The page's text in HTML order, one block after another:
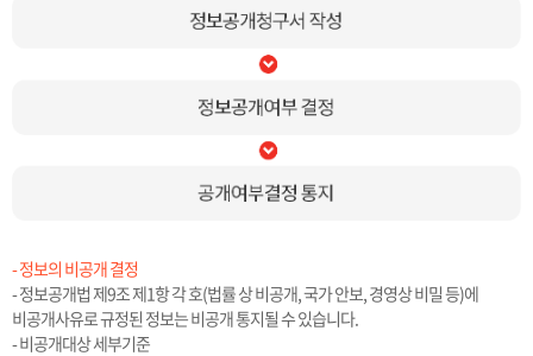
- 정보의 비공개 결정
- 정보공개법 제9조 제1항 각 호(법률 상 비공개, 국가 안보, 경영상 비밀 등)에
비공개사유로 규정된 정보는 비공개 통지될 수 있습니다.
- 비공개대상 세부기준